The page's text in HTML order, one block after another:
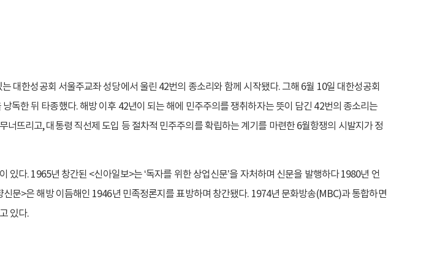
대한성공회 서울주교좌 성당에서 울린 42번의 종소리와 함께 시작됐다. 그해 6월 10일 대한성공회
독한 뒤 타종했다. 해방 이후 42년이 되는 해에 민주주의를 쟁취하자는 뜻이 담긴 42번의 종소리는
뜨리고, 대통령 직선제 도입 등 절차적 민주주의를 확립하는 계기를 마련한 6월항쟁의 시발지가 정
다. 1965년 창간된 <신아일보>는 ‘독자를 위한 상업신문’을 자처하며 신문을 발행하다 1980년 언
문>은 해방 이듬해인 1946년 민족정론지를 표방하며 창간됐다. 1974년 문화방송(MBC)과 통합하면
있다.